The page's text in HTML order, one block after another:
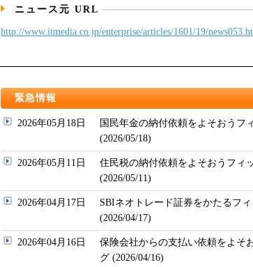
ニュース元 URL
http://www.itmedia.co.jp/enterprise/articles/1601/19/
緊急情報
2026年05月18日
国民年金の納付依頼をよそおうフ
(2026/05/18)
2026年05月11日
住民税の納付依頼をよそおうフィ
(2026/05/11)
2026年04月17日
SBIネオトレード証券をかたるフ
(2026/04/17)
2026年04月16日
保険会社からの支払い依頼をよそ
グ (2026/04/16)